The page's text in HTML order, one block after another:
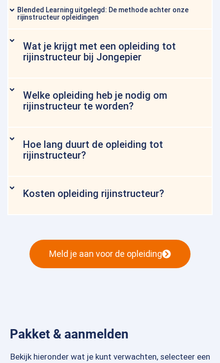
Blended Learning uitgelegd: De methode achter onze
rijinstructeur opleidingen
Wat je krijgt met een opleiding tot
rijinstructeur bij Jongepier
Welke opleiding heb je nodig om
rijinstructeur te worden?
Hoe lang duurt de opleiding tot
rijinstructeur?
Kosten opleiding rijinstructeur?
Meld je aan voor de opleiding
Pakket & aanmelden
Bekijk hieronder wat je kunt verwachten, selecteer een